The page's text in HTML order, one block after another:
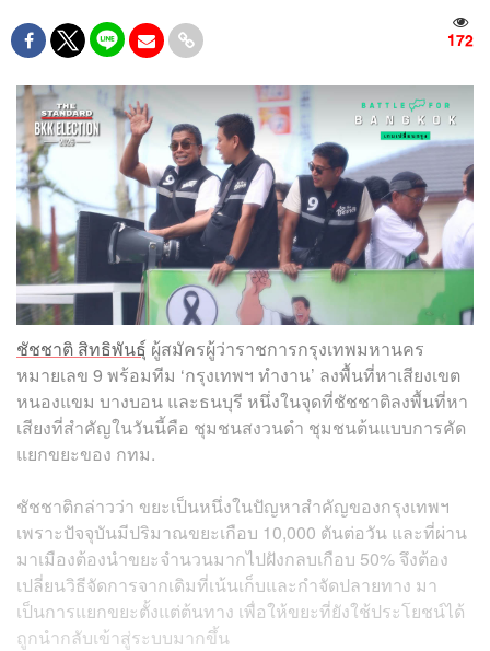
172
ชัชชาติ สิทธิพันธุ์ ผู้สมัครผู้ว่าราชการกรุงเทพมหานคร
หมายเลข 9 พร้อมทีม ‘กรุงเทพฯ ทำงาน’ ลงพื้นที่หาเสียงเขต
หนองแขม บางบอน และธนบุรี หนึ่งในจุดที่ชัชชาติลงพื้นที่หา
เสียงที่สำคัญในวันนี้คือ ชุมชนสงวนดำ ชุมชนต้นแบบการคัด
แยกขยะของ กทม.
ชัชชาติกล่าวว่า ขยะเป็นหนึ่งในปัญหาสำคัญของกรุงเทพฯ
เพราะปัจจุบันมีปริมาณขยะเกือบ 10,000 ตันต่อวัน และที่ผ่าน
มาเมืองต้องนำขยะจำนวนมากไปฝังกลบเกือบ 50% จึงต้อง
เปลี่ยนวิธีจัดการจากเดิมที่เน้นเก็บและกำจัดปลายทาง มา
เป็นการแยกขยะตั้งแต่ต้นทาง เพื่อให้ขยะที่ยังใช้ประโยชน์ได้
ถูกนำกลับเข้าสู่ระบบมากขึ้น